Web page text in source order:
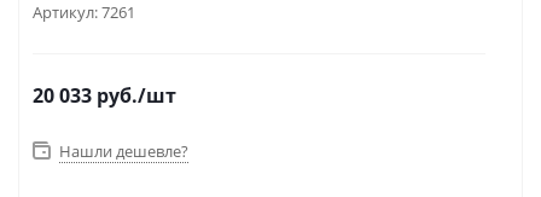
Артикул:7261
20 033 руб./шт
Нашли дешевле?